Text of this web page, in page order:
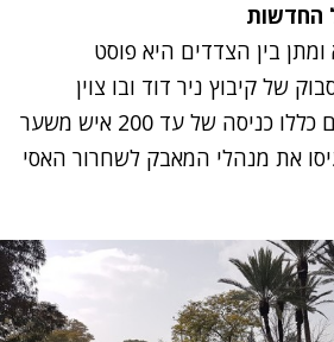
החדשות
בין הצדדים היא פוסט
של קיבוץ ניר דוד ובו צוין
שההבנות בין הצדדים כללו כניסה של עד 200 איש משער
את מנהלי המאבק לשחרור האסי